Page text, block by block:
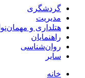
گردشگری
مدیریت
هتلداری و
راهنمایان
روان‌شناسی
سایر
خانه